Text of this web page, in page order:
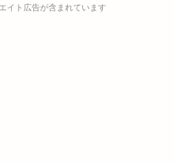
イト広告が含まれています